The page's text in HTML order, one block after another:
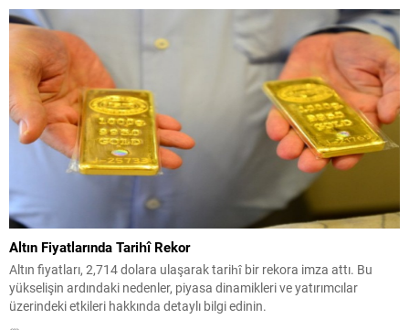
Altın Fiyatlarında Tarihî Rekor
Altın fiyatları, 2,714 dolara ulaşarak tarihî bir rekora imza attı. Bu
yükselişin ardındaki nedenler, piyasa dinamikleri ve yatırımcılar
üzerindeki etkileri hakkında detaylı bilgi edinin.